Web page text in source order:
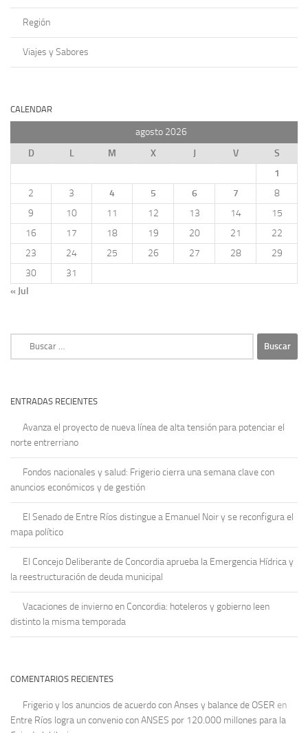
Región
Viajes y Sabores
CALENDAR
agosto 2026
D
L M X J V
S
1
2
3 4 5 6 7
8
9
10 11 12 13 14
15
16
17 18 19 20 21
22
23
24 25 26 27 28
29
30
31
« Jul
ENTRADAS RECIENTES
Avanza el proyecto de nueva línea de alta tensión para potenciar el
norte entrerriano
Fondos nacionales y salud: Frigerio cierra una semana clave con
anuncios económicos y de gestión
El Senado de Entre Ríos distingue a Emanuel Noir y se reconfigura el
mapa político
El Concejo Deliberante de Concordia aprueba la Emergencia Hídrica y
la reestructuración de deuda municipal
Vacaciones de invierno en Concordia: hoteleros y gobierno leen
distinto la misma temporada
COMENTARIOS RECIENTES
Frigerio y los anuncios de acuerdo con Anses y balance de OSER en
Entre Ríos logra un convenio con ANSES por 120.000 millones para la